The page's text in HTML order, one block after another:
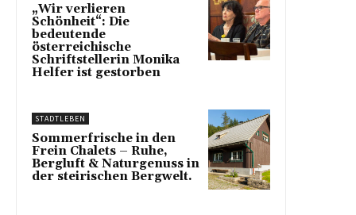
„Wir verlieren
Schönheit“: Die
bedeutende
österreichische
Schriftstellerin Monika
Helfer ist gestorben
STADTLEBEN
Sommerfrische in den
Frein Chalets – Ruhe,
Bergluft & Naturgenuss in
der steirischen Bergwelt.